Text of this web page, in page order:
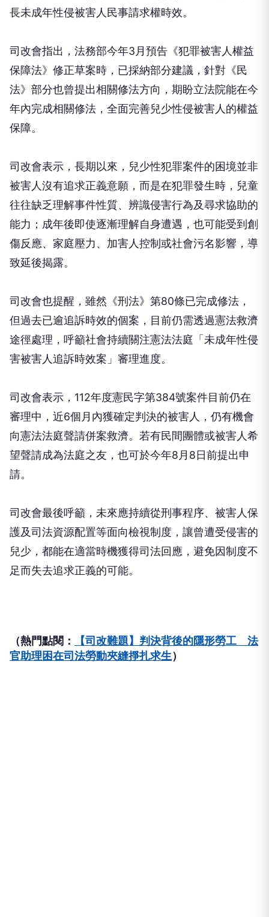
長未成年性侵被害人民事請求權時效。
司改會指出，法務部今年3月預告《犯罪被害人權益
保障法》修正草案時，已採納部分建議，針對《民
法》部分也曾提出相關修法方向，期盼立法院能在今
年內完成相關修法，全面完善兒少性侵被害人的權益
保障。
司改會表示，長期以來，兒少性犯罪案件的困境並非
被害人沒有追求正義意願，而是在犯罪發生時，兒童
往往缺乏理解事件性質、辨識侵害行為及尋求協助的
能力；成年後即使逐漸理解自身遭遇，也可能受到創
傷反應、家庭壓力、加害人控制或社會污名影響，導
致延後揭露。
司改會也提醒，雖然《刑法》第80條已完成修法，
但過去已逾追訴時效的個案，目前仍需透過憲法救濟
途徑處理，呼籲社會持續關注憲法法庭「未成年性侵
害被害人追訴時效案」審理進度。
司改會表示，112年度憲民字第384號案件目前仍在
審理中，近6個月內獲確定判決的被害人，仍有機會
向憲法法庭聲請併案救濟。若有民間團體或被害人希
望聲請成為法庭之友，也可於今年8月8日前提出申
請。
司改會最後呼籲，未來應持續從刑事程序、被害人保
護及司法資源配置等面向檢視制度，讓曾遭受侵害的
兒少，都能在適當時機獲得司法回應，避免因制度不
足而失去追求正義的可能。
（熱門點閱：
【司改難題】判決背後的隱形勞工 法
官助理困在司法勞動夾縫掙扎求生）